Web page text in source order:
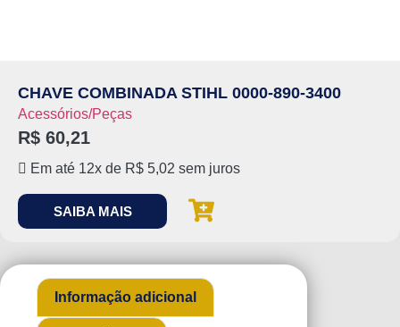
CHAVE COMBINADA STIHL 0000-890-3400
Acessórios/Peças
R$ 60,21
Em até 12x de R$ 5,02 sem juros
SAIBA MAIS
Informação adicional